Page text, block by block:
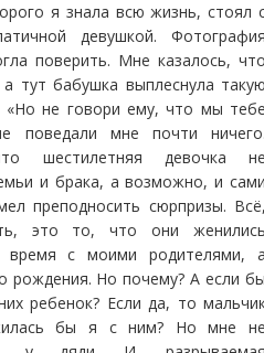
я знала всю жизнь, стоял
девушкой.
поверить. Мне казалось,
тут бабушка выплеснула
не говори ему, что мы
поведали мне почти
шестилетняя девочка
и брака, а возможно, и
преподносить сюрпризы.
это то, что они
время с моими родителями,
рождения. Но почему? А если
ребенок? Если да, то
бы я с ним? Но мне